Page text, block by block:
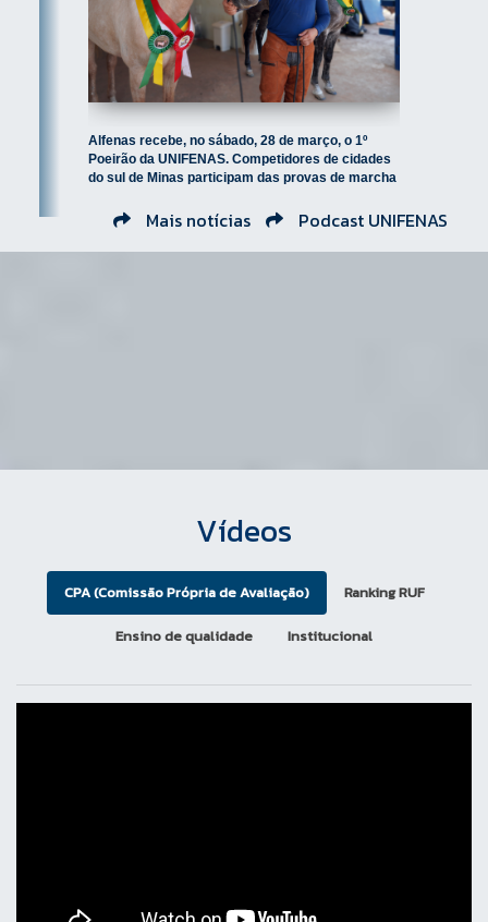
Mais notícias Podcast UNIFENAS
Alfenas recebe, no sábado, 28 de março, o 1º
Poeirão da UNIFENAS. Competidores de cidades
do sul de Minas participam das provas de marcha
Vídeos
CPA (Comissão Própria de Avaliação) Ranking RUF
Ensino de qualidade Institucional